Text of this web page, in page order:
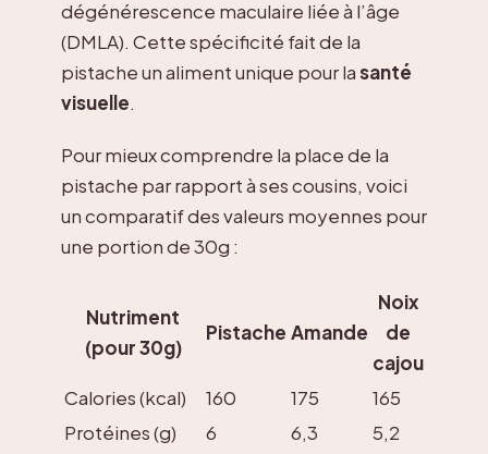
dégénérescence maculaire liée à l’âge
(DMLA). Cette spécificité fait de la
pistache un aliment unique pour lasanté
visuelle.
Pour mieux comprendre la place de la
pistache par rapport à ses cousins, voici
un comparatif des valeurs moyennes pour
une portion de 30g :
Nutriment
(pour 30g)
Pistache Amande
Noix
de
cajou
Calories (kcal)
160 175
165
Protéines (g)
6 6,3
5,2